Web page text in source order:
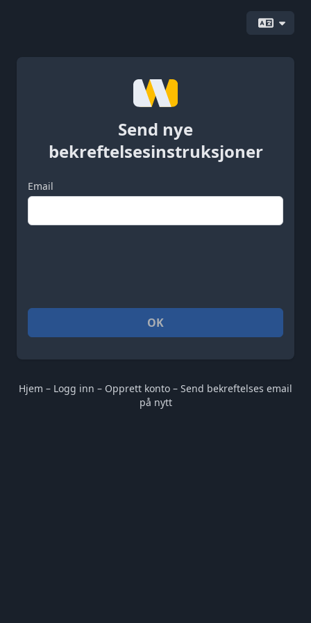
Send nye
bekreftelsesinstruksjoner
Email
OK
Hjem – Logg inn – Opprett konto – Send bekreftelses email
på nytt